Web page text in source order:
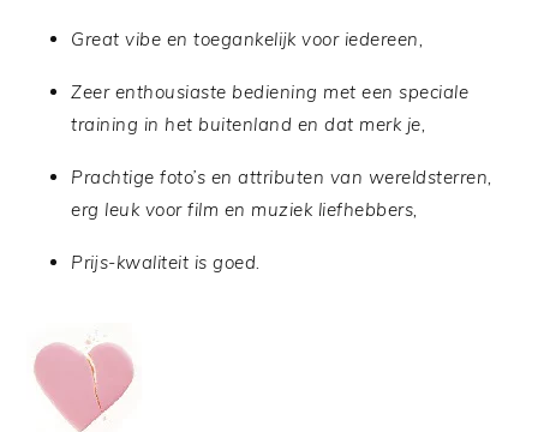
Great vibe en toegankelijk voor iedereen,
Zeer enthousiaste bediening met een speciale
training in het buitenland en dat merk je,
Prachtige foto’s en attributen van wereldsterren,
erg leuk voor film en muziek liefhebbers,
Prijs-kwaliteit is goed.